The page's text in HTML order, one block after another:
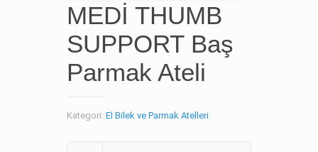
MEDİ THUMB
SUPPORT Baş
Parmak Ateli
Kategori: El Bilek ve Parmak Atelleri